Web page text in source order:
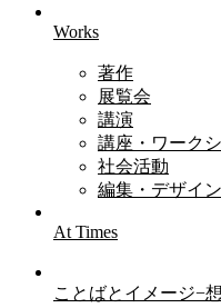
Works
著作
展覧会
講演
講座・ワーク
社会活動
編集・デザイン
At Times
ことばとイメージ−